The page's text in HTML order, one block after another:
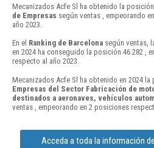
Mecanizados Acfe Sl ha obtenido la posición
de Empresas según ventas , empeorando
año 2023.
En el Ranking de Barcelona según ventas,
en 2024 ha conseguido la posición 46.282 ,
respecto al año 2023.
Mecanizados Acfe Sl ha obtenido en 2024 la
Empresas del Sector Fabricación de
destinados a aeronaves, vehículos
ventas , empeorando en 2 posiciones
Acceda a toda la información